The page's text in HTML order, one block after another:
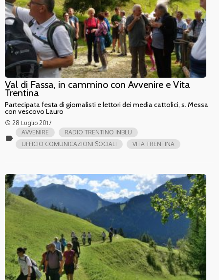
Val di Fassa, in cammino con Avvenire e Vita
Trentina
Partecipata festa di giornalisti e lettori dei media cattolici, s. Messa
con vescovo Lauro
access_time 28 Luglio 2017
label
AVVENIRE
RADIO TRENTINO INBLU
UFFICIO COMUNICAZIONI SOCIALI
VITA TRENTINA